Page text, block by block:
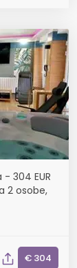
304 EUR
2 osobe,
€ 304